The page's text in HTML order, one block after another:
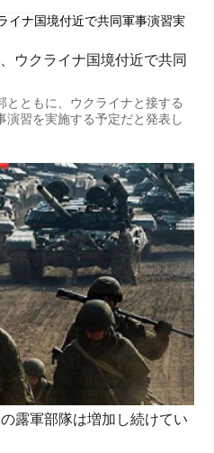
ウクライナ国境付近で共同
とともに、ウクライナと接する
演習を実施する予定だと発表し
露軍部隊は増加し続けてい